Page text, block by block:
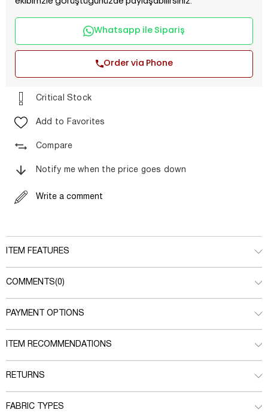
Whatsapp ile Sipariş
Order via Phone
Critical Stock
Add to Favorites
Compare
Notify me when the price goes down
Write a comment
ITEM FEATURES
COMMENTS(0)
PAYMENT OPTIONS
ITEM RECOMMENDATIONS
RETURNS
FABRIC TYPES